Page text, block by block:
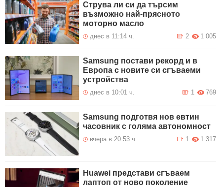
Струва ли си да търсим
възможно най-прясното
моторно масло
днес в 11:14 ч. 1 005
2
Samsung постави рекорд и в
Европа с новите си сгъваеми
устройства
днес в 10:01 ч. 769
1
Samsung подготвя нов евтин
часовник с голяма автономност
вчера в 20:53 ч. 1 317
1
Huawei представи сгъваем
лаптоп от ново поколение